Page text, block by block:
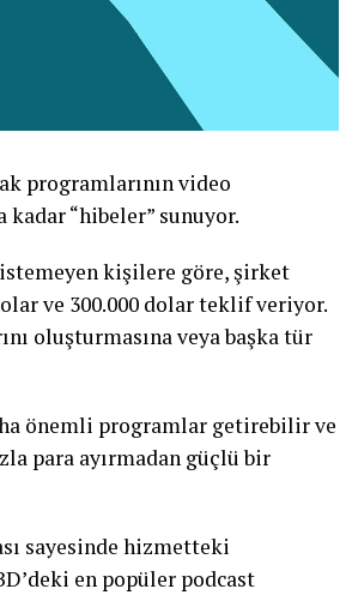
programlarının video
“hibeler” sunuyor.
kişilere göre, şirket
ve 300.000 dolar teklif veriyor.
oluşturmasına veya başka tür
önemli programlar getirebilir ve
para ayırmadan güçlü bir
sayesinde hizmetteki
en popüler podcast